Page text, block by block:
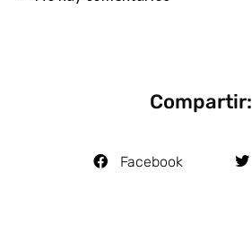
Compartir:
Facebook